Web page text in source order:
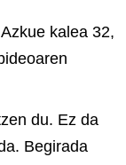
kalea 32,
du. Ez da
Begirada